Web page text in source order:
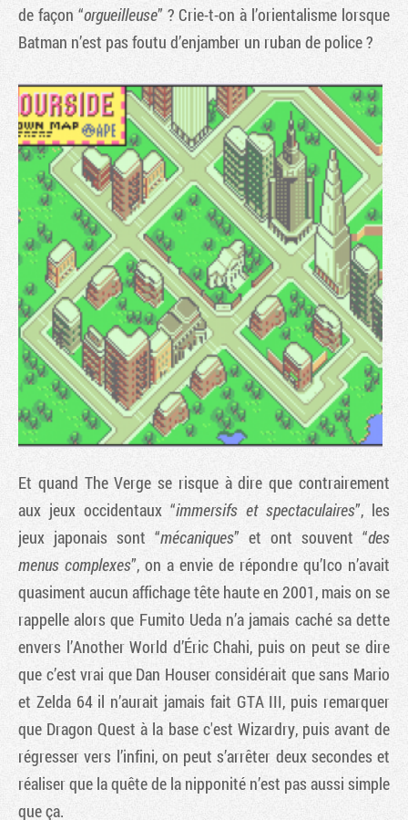
de façon “orgueilleuse” ? Crie-t-on à l’orientalisme lorsque
Batman n’est pas foutu d’enjamber un ruban de police ?
Et quand The Verge se risque à dire que contrairement
aux jeux occidentaux “immersifs et spectaculaires”, les
jeux japonais sont “mécaniques” et ont souvent “des
menus complexes”, on a envie de répondre qu’Ico n’avait
quasiment aucun affichage tête haute en 2001, mais on se
rappelle alors que Fumito Ueda n’a jamais caché sa dette
envers l’Another World d’Éric Chahi, puis on peut se dire
que c’est vrai que Dan Houser considérait que sans Mario
et Zelda 64 il n’aurait jamais fait GTA III, puis remarquer
que Dragon Quest à la base c'est Wizardry, puis avant de
régresser vers l’infini, on peut s’arrêter deux secondes et
réaliser que la quête de la nipponité n’est pas aussi simple
que ça.